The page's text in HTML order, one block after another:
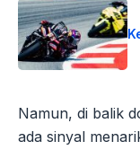
Namun, di balik
ada sinyal